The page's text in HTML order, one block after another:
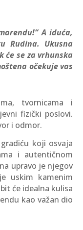
A iduća,
Rudina. Ukusna
se za vrhunska
očekuje vas
tvornicama i
fizički poslovi.
i odmor.
koji osvaja
i autentičnom
upravo je njegov
uskim kamenim
će idealna kulisa
kao važan dio